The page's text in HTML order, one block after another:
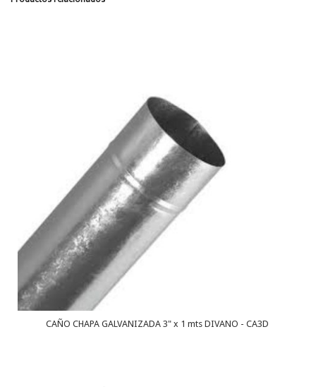
CAÑO CHAPA GALVANIZADA 3" x 1 mts DIVANO - CA3D